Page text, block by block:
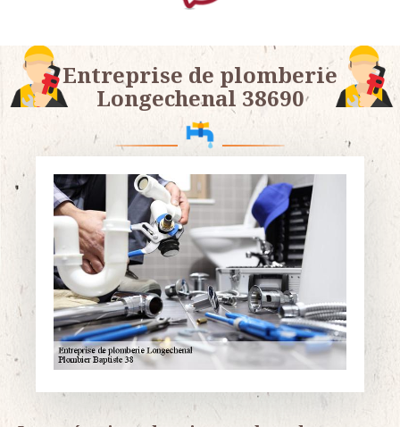
Entreprise de plomberie
Longechenal 38690